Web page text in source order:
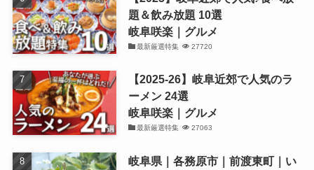
題＆飲み放題 10選
岐阜咲楽｜グルメ
最新厳選特集 27720
【2025-26】岐阜近郊で人気のラ
ーメン 24選
岐阜咲楽｜グルメ
最新厳選特集 27063
岐阜県｜各務原市｜前渡東町｜い